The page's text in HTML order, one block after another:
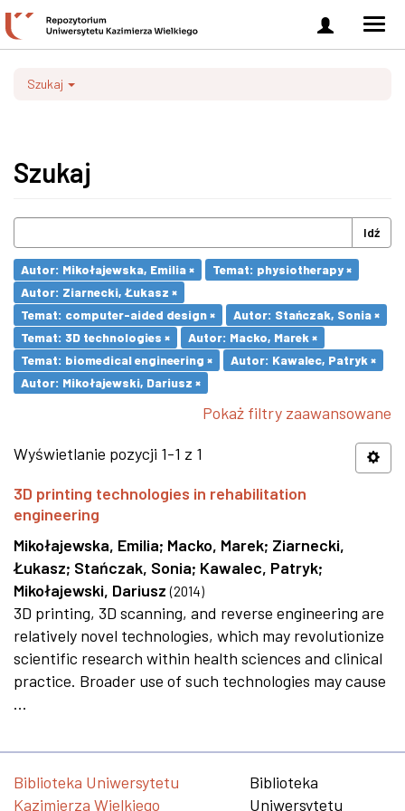
Zaloguj
się
Szukaj
Szukaj
Idź
Autor: Mikołajewska, Emilia ×
Temat: physiotherapy ×
Autor: Ziarnecki, Łukasz ×
Temat: computer-aided design ×
Autor: Stańczak, Sonia ×
Temat: 3D technologies ×
Autor: Macko, Marek ×
Temat: biomedical engineering ×
Autor: Kawalec, Patryk ×
Autor: Mikołajewski, Dariusz ×
Pokaż filtry zaawansowane
Wyświetlanie pozycji 1-1 z 1
3D printing technologies in rehabilitation
engineering
Mikołajewska, Emilia; Macko, Marek; Ziarnecki,
Łukasz; Stańczak, Sonia; Kawalec, Patryk;
Mikołajewski, Dariusz (2014)
3D printing, 3D scanning, and reverse engineering are
relatively novel technologies, which may revolutionize
scientific research within health sciences and clinical
practice. Broader use of such technologies may cause
...
Biblioteka Uniwersytetu
Kazimierza Wielkiego
Biblioteka
Uniwersytetu